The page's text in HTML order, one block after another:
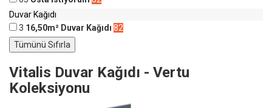
Duvar Kağıdı
3 16,50m² Duvar Kağıdı 82
Vitalis Duvar Kağıdı - Vertu
Koleksiyonu